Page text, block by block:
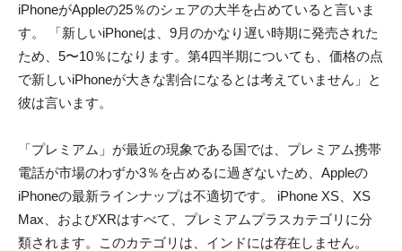
iPhoneがAppleの25％のシェアの大半を占めていると言いま
す。 「新しいiPhoneは、9月のかなり遅い時期に発売された
ため、5〜10％になります。第4四半期についても、価格の点
で新しいiPhoneが大きな割合になるとは考えていません」と
彼は言います。
「プレミアム」が最近の現象である国では、プレミアム携帯
電話が市場のわずか3％を占めるに過ぎないため、Appleの
iPhoneの最新ラインナップは不適切です。 iPhone XS、XS
Max、およびXRはすべて、プレミアムプラスカテゴリに分
類されます。このカテゴリは、インドには存在しません。